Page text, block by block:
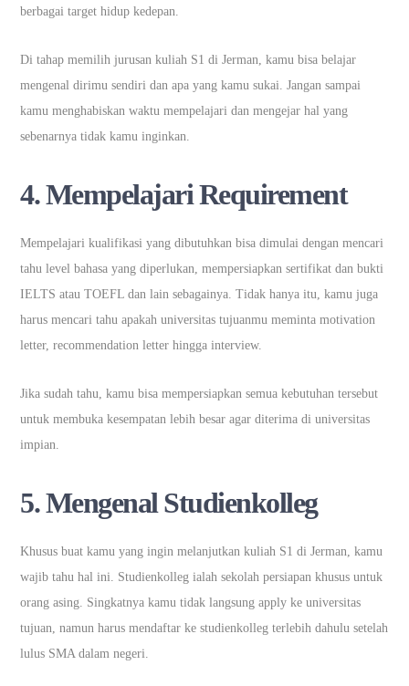
berbagai target hidup kedepan.
Di tahap memilih jurusan kuliah S1 di Jerman, kamu bisa belajar
mengenal dirimu sendiri dan apa yang kamu sukai. Jangan sampai
kamu menghabiskan waktu mempelajari dan mengejar hal yang
sebenarnya tidak kamu inginkan.
4. Mempelajari Requirement
Mempelajari kualifikasi yang dibutuhkan bisa dimulai dengan mencari
tahu level bahasa yang diperlukan, mempersiapkan sertifikat dan bukti
IELTS atau TOEFL dan lain sebagainya. Tidak hanya itu, kamu juga
harus mencari tahu apakah universitas tujuanmu meminta motivation
letter, recommendation letter hingga interview.
Jika sudah tahu, kamu bisa mempersiapkan semua kebutuhan tersebut
untuk membuka kesempatan lebih besar agar diterima di universitas
impian.
5. Mengenal Studienkolleg
Khusus buat kamu yang ingin melanjutkan kuliah S1 di Jerman, kamu
wajib tahu hal ini. Studienkolleg ialah sekolah persiapan khusus untuk
orang asing. Singkatnya kamu tidak langsung apply ke universitas
tujuan, namun harus mendaftar ke studienkolleg terlebih dahulu setelah
lulus SMA dalam negeri.